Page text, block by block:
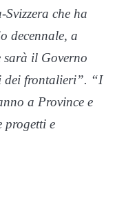
che ha
decennale, a
sarà il Governo
dei frontalieri”. “I
a Province e
progetti e